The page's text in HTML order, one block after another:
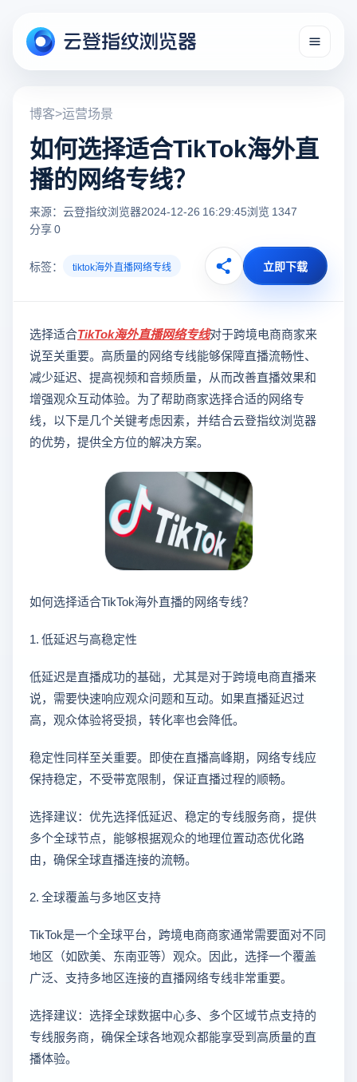
博客>运营场景
如何选择适合TikTok海外直
播的网络专线？
来源：云登指纹浏览器2024-12-26 16:29:45浏览 1347
分享 0
标签： tiktok海外直播网络专线 立即下载
选择适合TikTok海外直播网络专线对于跨境电商商家来
说至关重要。高质量的网络专线能够保障直播流畅性、
减少延迟、提高视频和音频质量，从而改善直播效果和
增强观众互动体验。为了帮助商家选择合适的网络专
线，以下是几个关键考虑因素，并结合云登指纹浏览器
的优势，提供全方位的解决方案。
如何选择适合TikTok海外直播的网络专线？
1. 低延迟与高稳定性
低延迟是直播成功的基础，尤其是对于跨境电商直播来
说，需要快速响应观众问题和互动。如果直播延迟过
高，观众体验将受损，转化率也会降低。
稳定性同样至关重要。即使在直播高峰期，网络专线应
保持稳定，不受带宽限制，保证直播过程的顺畅。
选择建议：优先选择低延迟、稳定的专线服务商，提供
多个全球节点，能够根据观众的地理位置动态优化路
由，确保全球直播连接的流畅。
2. 全球覆盖与多地区支持
TikTok是一个全球平台，跨境电商商家通常需要面对不同
地区（如欧美、东南亚等）观众。因此，选择一个覆盖
广泛、支持多地区连接的直播网络专线非常重要。
选择建议：选择全球数据中心多、多个区域节点支持的
专线服务商，确保全球各地观众都能享受到高质量的直
播体验。